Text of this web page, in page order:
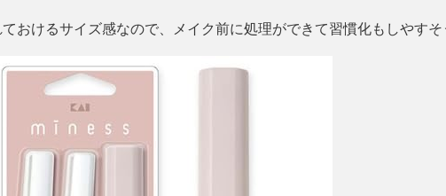
おけるサイズ感なので、メイク前に処理ができて習慣化もしやすそ